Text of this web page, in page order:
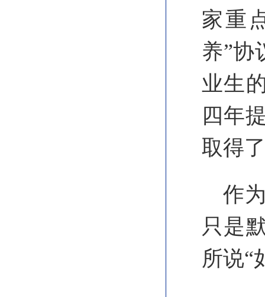
家重
养”协
业生
四年
取得
作
只是
所说“